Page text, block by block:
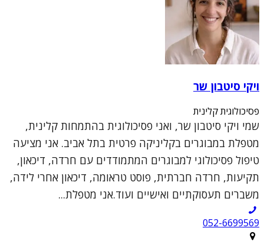
ויקי סיטבון שר
פסיכולוגית קלינית
שמי ויקי סיטבון שר, ואני פסיכולוגית בהתמחות קלינית,
מטפלת במבוגרים בקליניקה פרטית בתל אביב. אני מציעה
טיפול פסיכולוגי למבוגרים המתמודדים עם חרדה, דיכאון,
תקיעות, חרדה חברתית, פוסט טראומה, דיכאון אחרי לידה,
משברים תעסוקתיים ואישיים ועוד.אני מטפלת...
052-6699569